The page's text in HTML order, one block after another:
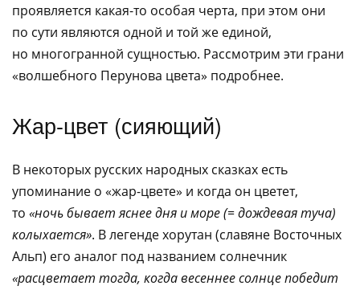
проявляется какая-то особая черта, при этом они
по сути являются одной и той же единой,
но многогранной сущностью. Рассмотрим эти грани
«волшебного Перунова цвета» подробнее.
Жар-цвет (сияющий)
В некоторых русских народных сказках есть
упоминание о «жар-цвете» и когда он цветет,
то «ночь бывает яснее дня и море (= дождевая туча)
колыхается». В легенде хорутан (славяне Восточных
Альп) его аналог под названием солнечник
«расцветает тогда, когда весеннее солнце победит